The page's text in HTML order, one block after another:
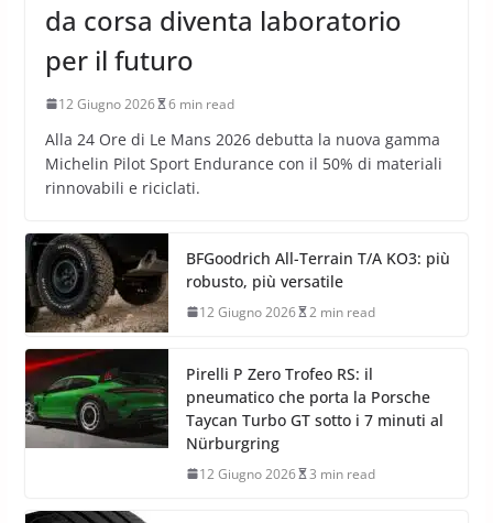
da corsa diventa laboratorio
per il futuro
12 Giugno 2026 6 min read
Alla 24 Ore di Le Mans 2026 debutta la nuova gamma
Michelin Pilot Sport Endurance con il 50% di materiali
rinnovabili e riciclati.
BFGoodrich All-Terrain T/A KO3: più
robusto, più versatile
12 Giugno 2026 2 min read
Pirelli P Zero Trofeo RS: il
pneumatico che porta la Porsche
Taycan Turbo GT sotto i 7 minuti al
Nürburgring
12 Giugno 2026 3 min read